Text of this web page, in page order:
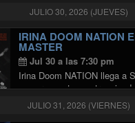
tendrá lugar entre el 14 y 28
la Sala Master de la Radio
Chile. En …Continuar
JULIO 30, 2026 (JUEVES)
IRINA DOOM NATION
MASTER
Jul 30 a las 7:30 pm
Irina Doom NATION llega a
una propuesta que
tradicional: ocho músicos en
vida a un encuentro vibrante
JULIO 31, 2026 (VIERNES)